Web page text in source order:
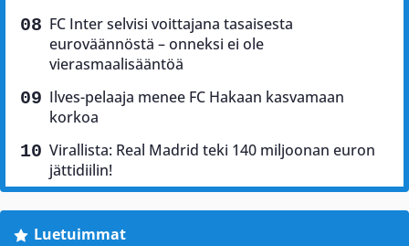
FC Inter selvisi voittajana tasaisesta
euroväännöstä – onneksi ei ole
vierasmaalisääntöä
Ilves-pelaaja menee FC Hakaan kasvamaan
korkoa
Virallista: Real Madrid teki 140 miljoonan euron
jättidiilin!
Luetuimmat